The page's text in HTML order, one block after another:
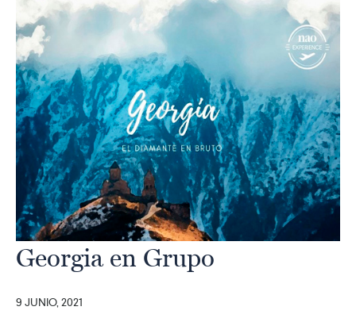
Georgia en Grupo
9 JUNIO, 2021